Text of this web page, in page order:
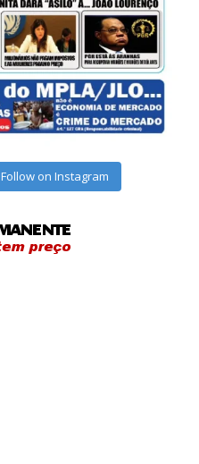
Follow on Instagram